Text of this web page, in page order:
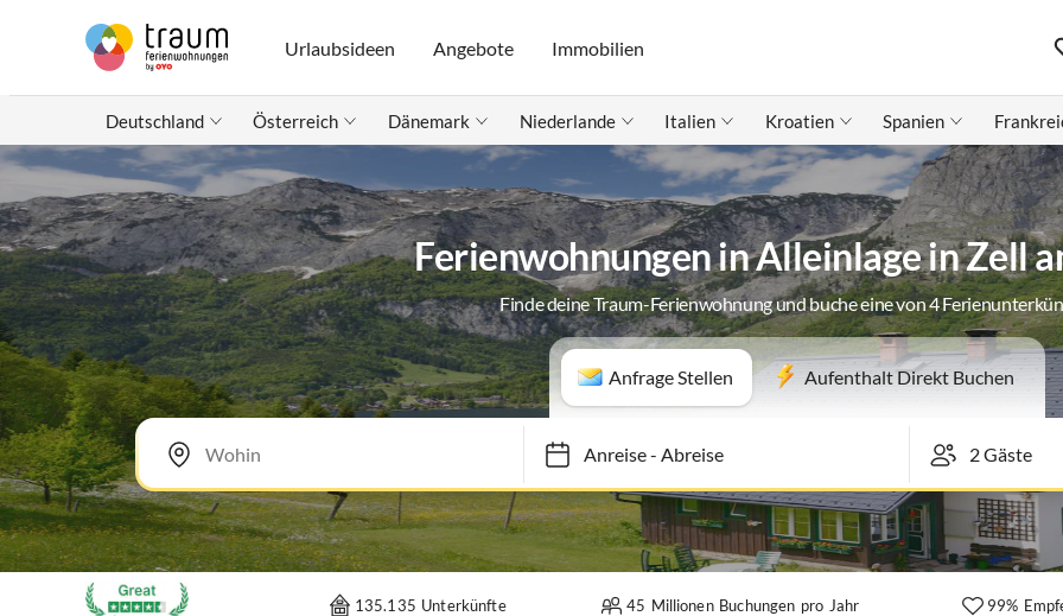
Urlaubsideen Angebote Immobilien
Deutschland Österreich Dänemark Niederlande Italien Kroatien Spanien
Ferienwohnungen in Alleinlage in Zell
Finde deine Traum-Ferienwohnung und buche eine von 4
Anfrage Stellen Aufenthalt Direkt Buchen
Anreise- Abreise
135.135 Unterkünfte 45 Millionen Buchungen pro Jahr 99%